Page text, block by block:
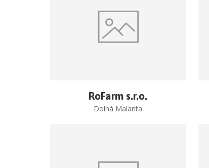
RoFarm s.r.o.
Dolná Malanta